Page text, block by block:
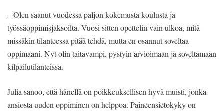
– Olen saanut vuodessa paljon kokemusta koulusta ja
työssäoppimisjaksoilta. Vuosi sitten opettelin vain ulkoa, mitä
missäkin tilanteessa pitää tehdä, mutta en osannut soveltaa
oppimaani. Nyt olin taitavampi, pystyin arvioimaan ja soveltamaan
kilpailutilanteissa.
Julia sanoo, että hänellä on poikkeuksellisen hyvä muisti, jonka
ansiosta uuden oppiminen on helppoa. Paineensietokyky on